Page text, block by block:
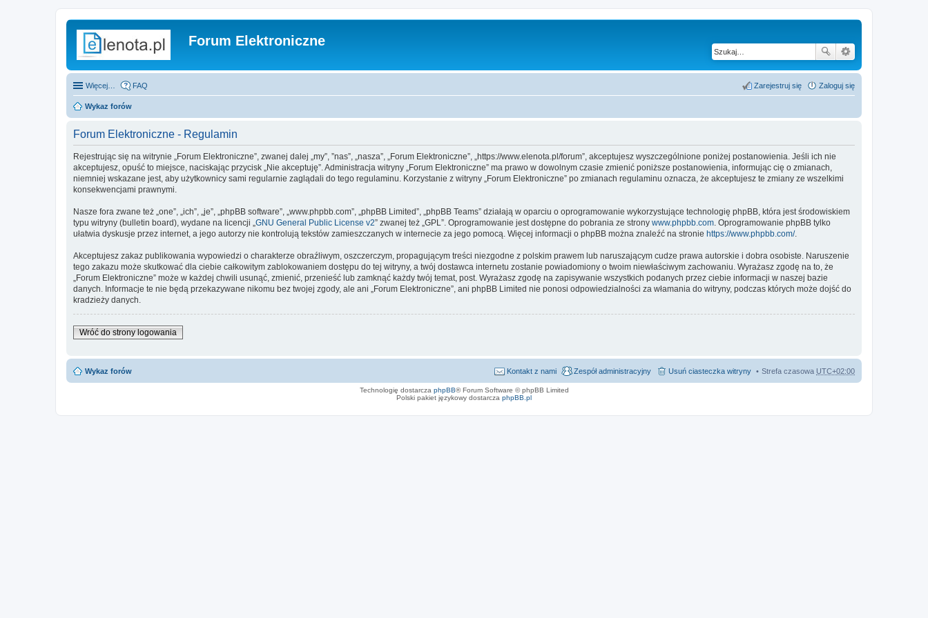
Forum Elektroniczne
Więcej… FAQ Zaloguj się
Zarejestruj się
Wykaz forów
Forum Elektroniczne - Regulamin
Rejestrując się na witrynie „Forum Elektroniczne”, zwanej dalej „my”, ”nas”, „nasza”, „Forum Elektroniczne”, „https://www.elenota.pl/forum”, akceptujesz wyszczególnione poniżej postanowienia. Jeśli ich nie
akceptujesz, opuść to miejsce, naciskając przycisk „Nie akceptuję”. Administracja witryny „Forum Elektroniczne” ma prawo w dowolnym czasie zmienić poniższe postanowienia, informując cię o zmianach,
niemniej wskazane jest, aby użytkownicy sami regularnie zaglądali do tego regulaminu. Korzystanie z witryny „Forum Elektroniczne” po zmianach regulaminu oznacza, że akceptujesz te zmiany ze wszelkimi
konsekwencjami prawnymi.
Nasze fora zwane też „one”, „ich”, „je”, „phpBB software”, „www.phpbb.com”, „phpBB Limited”, „phpBB Teams” działają w oparciu o oprogramowanie wykorzystujące technologię phpBB, która jest środowiskiem
typu witryny (bulletin board), wydane na licencji „GNU General Public License v2” zwanej też „GPL”. Oprogramowanie jest dostępne do pobrania ze strony www.phpbb.com. Oprogramowanie phpBB tylko
ułatwia dyskusje przez internet, a jego autorzy nie kontrolują tekstów zamieszczanych w internecie za jego pomocą. Więcej informacji o phpBB można znaleźć na stronie https://www.phpbb.com/.
Akceptujesz zakaz publikowania wypowiedzi o charakterze obraźliwym, oszczerczym, propagującym treści niezgodne z polskim prawem lub naruszającym cudze prawa autorskie i dobra osobiste. Naruszenie
tego zakazu może skutkować dla ciebie całkowitym zablokowaniem dostępu do tej witryny, a twój dostawca internetu zostanie powiadomiony o twoim niewłaściwym zachowaniu. Wyrażasz zgodę na to, że
„Forum Elektroniczne” może w każdej chwili usunąć, zmienić, przenieść lub zamknąć każdy twój temat, post. Wyrażasz zgodę na zapisywanie wszystkich podanych przez ciebie informacji w naszej bazie
danych. Informacje te nie będą przekazywane nikomu bez twojej zgody, ale ani „Forum Elektroniczne”, ani phpBB Limited nie ponosi odpowiedzialności za włamania do witryny, podczas których może dojść do
kradzieży danych.
Wróć do strony logowania
Wykaz forów Strefa czasowa UTC+02:00
Usuń ciasteczka witryny
Zespół administracyjny
Kontakt z nami
Technologię dostarcza phpBB® Forum Software © phpBB Limited
Polski pakiet językowy dostarcza phpBB.pl